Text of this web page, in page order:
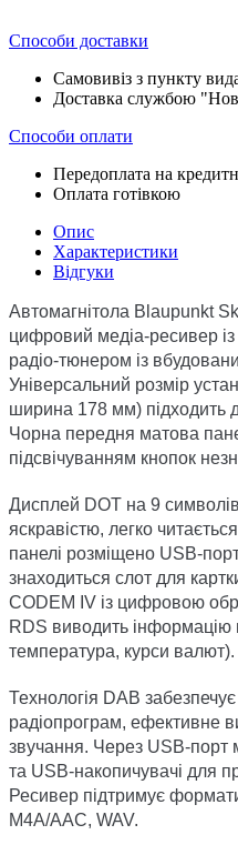
Способи доставки
Самовивіз з пункту
Доставка службою
Способи оплати
Передоплата на
Оплата готівкою
Опис
Характеристики
Відгуки
Автомагнітола Blaupunkt
цифровий медіа-ресивер
радіо-тюнером із
Універсальний розмір
ширина 178 мм) підходить
Чорна передня матова
підсвічуванням кнопок
Дисплей DOT на 9
яскравістю, легко
панелі розміщено USB-
знаходиться слот для
CODEM IV із цифровою
RDS виводить
температура, курси валют).
Технологія DAB
радіопрограм, ефективне
звучання. Через USB-
та USB-накопичувачі для
Ресивер підтримує
M4A/AAC, WAV.